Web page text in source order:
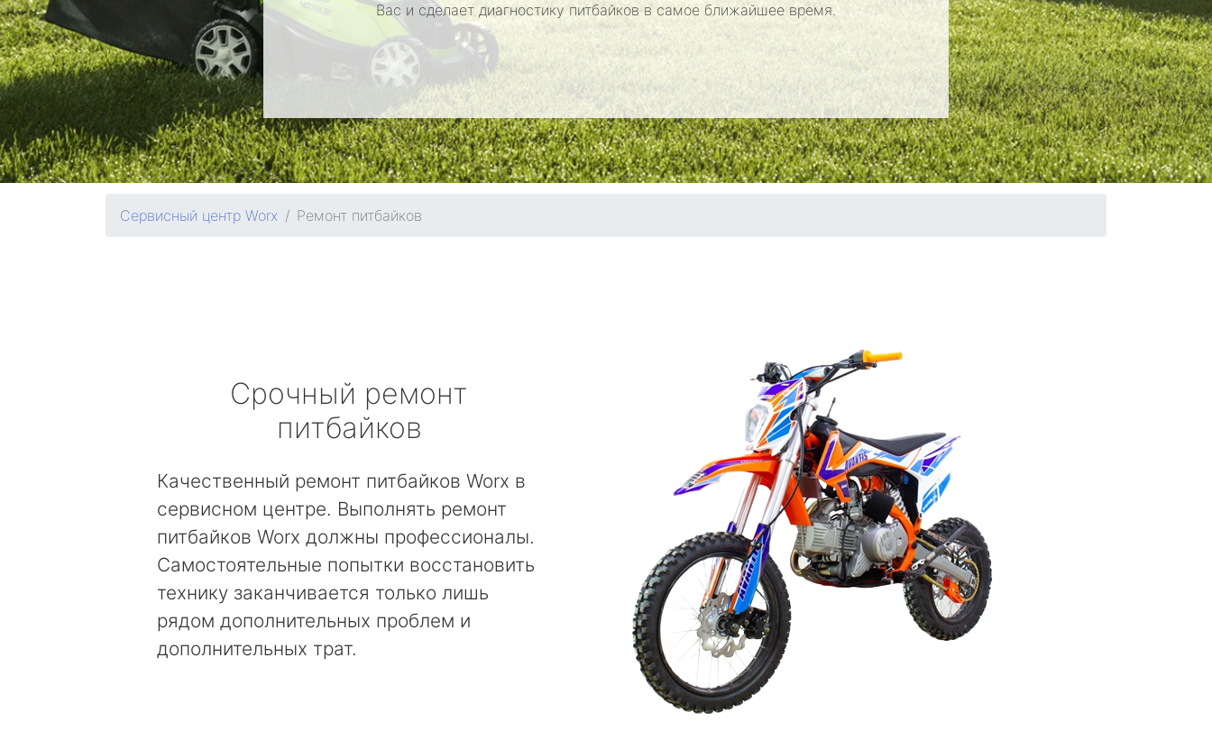
Вас и сделает диагностику питбайков в самое ближайшее время.
Сервисный центр Worx Ремонт питбайков
Срочный ремонт
питбайков
Качественный ремонт питбайков Worx в
сервисном центре. Выполнять ремонт
питбайков Worx должны профессионалы.
Самостоятельные попытки восстановить
технику заканчивается только лишь
рядом дополнительных проблем и
дополнительных трат.